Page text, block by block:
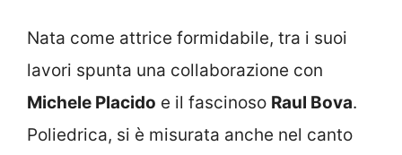
Nata come attrice formidabile, tra i suoi
lavori spunta una collaborazione con
Michele Placido e il fascinoso Raul Bova.
Poliedrica, si è misurata anche nel canto